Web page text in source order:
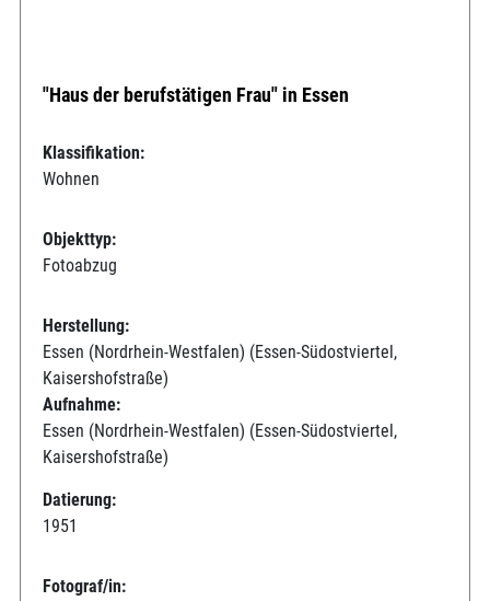
"Haus der berufstätigen Frau" in Essen
Klassifikation:
Wohnen
Objekttyp:
Fotoabzug
Herstellung:
Essen (Nordrhein-Westfalen) (Essen-Südostviertel,
Kaisershofstraße)
Aufnahme:
Essen (Nordrhein-Westfalen) (Essen-Südostviertel,
Kaisershofstraße)
Datierung:
1951
Fotograf/in: